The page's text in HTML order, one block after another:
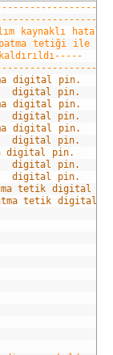
kaynaklı
tetiği ile
digital pin.
digital pin.
digital pin.
digital pin.
digital pin.
digital pin.
digital pin.
digital pin.
digital pin.
tetik digital
tetik digital